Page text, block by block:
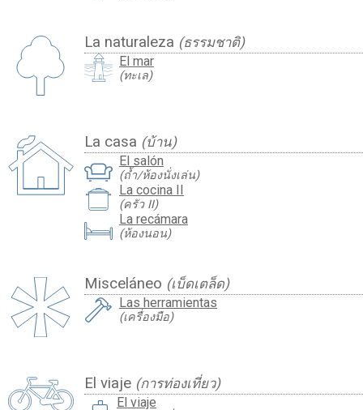
La naturaleza (ธรรมชาติ)
El mar
(ทะเล)
La casa (บ้าน)
El salón
(ถ้ำ/ห้องนั่งเล่น)
La cocina II
(ครัว II)
La recámara
(ห้องนอน)
Misceláneo (เบ็ดเตล็ด)
Las herramientas
(เครื่องมือ)
El viaje (การท่องเที่ยว)
El viaje